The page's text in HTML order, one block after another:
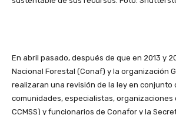
En abril pasado, después de que en 2013 y
Nacional Forestal (Conaf) y la organización
realizaran una revisión de la ley en conjunto
comunidades, especialistas, organizaciones
CCMSS) y funcionarios de Conafor y la